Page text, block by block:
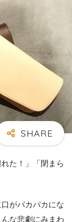
た！」「閉まら
がパカパカにな
な悲劇にみまわ